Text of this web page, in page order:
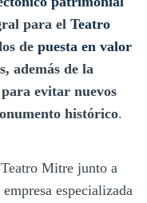
para el Teatro
de puesta en valor
además de la
evitar nuevos
histórico.
Mitre junto a
especializada